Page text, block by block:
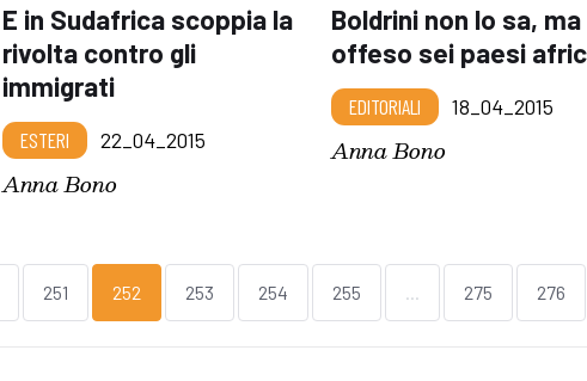
E in Sudafrica scoppia la
rivolta contro gli
immigrati
ESTERI 22_04_2015
Anna Bono
Boldrini non lo sa, ma
offeso sei paesi
EDITORIALI 18_04_2015
Anna Bono
251 252 253 254 255 ... 275 276